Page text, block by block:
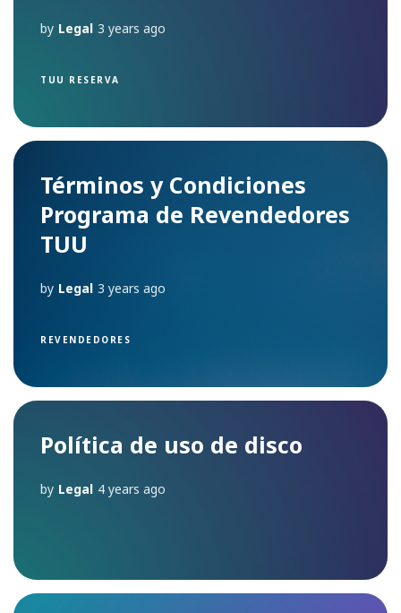
by Legal 3 years ago
TUU RESERVA
Términos y Condiciones
Programa de Revendedores
TUU
by Legal 3 years ago
REVENDEDORES
Política de uso de disco
by Legal 4 years ago